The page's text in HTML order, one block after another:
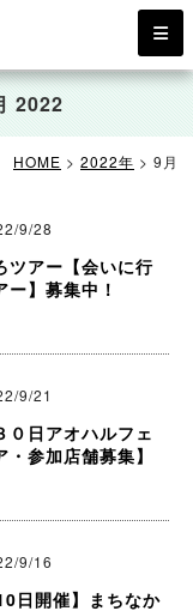
2022
HOME > 2022年 > 9月
9/28
ツアー【会いに行
】募集中！
9/21
０日アオハルフェ
参加店舗募集】
9/16
日開催】まちなか